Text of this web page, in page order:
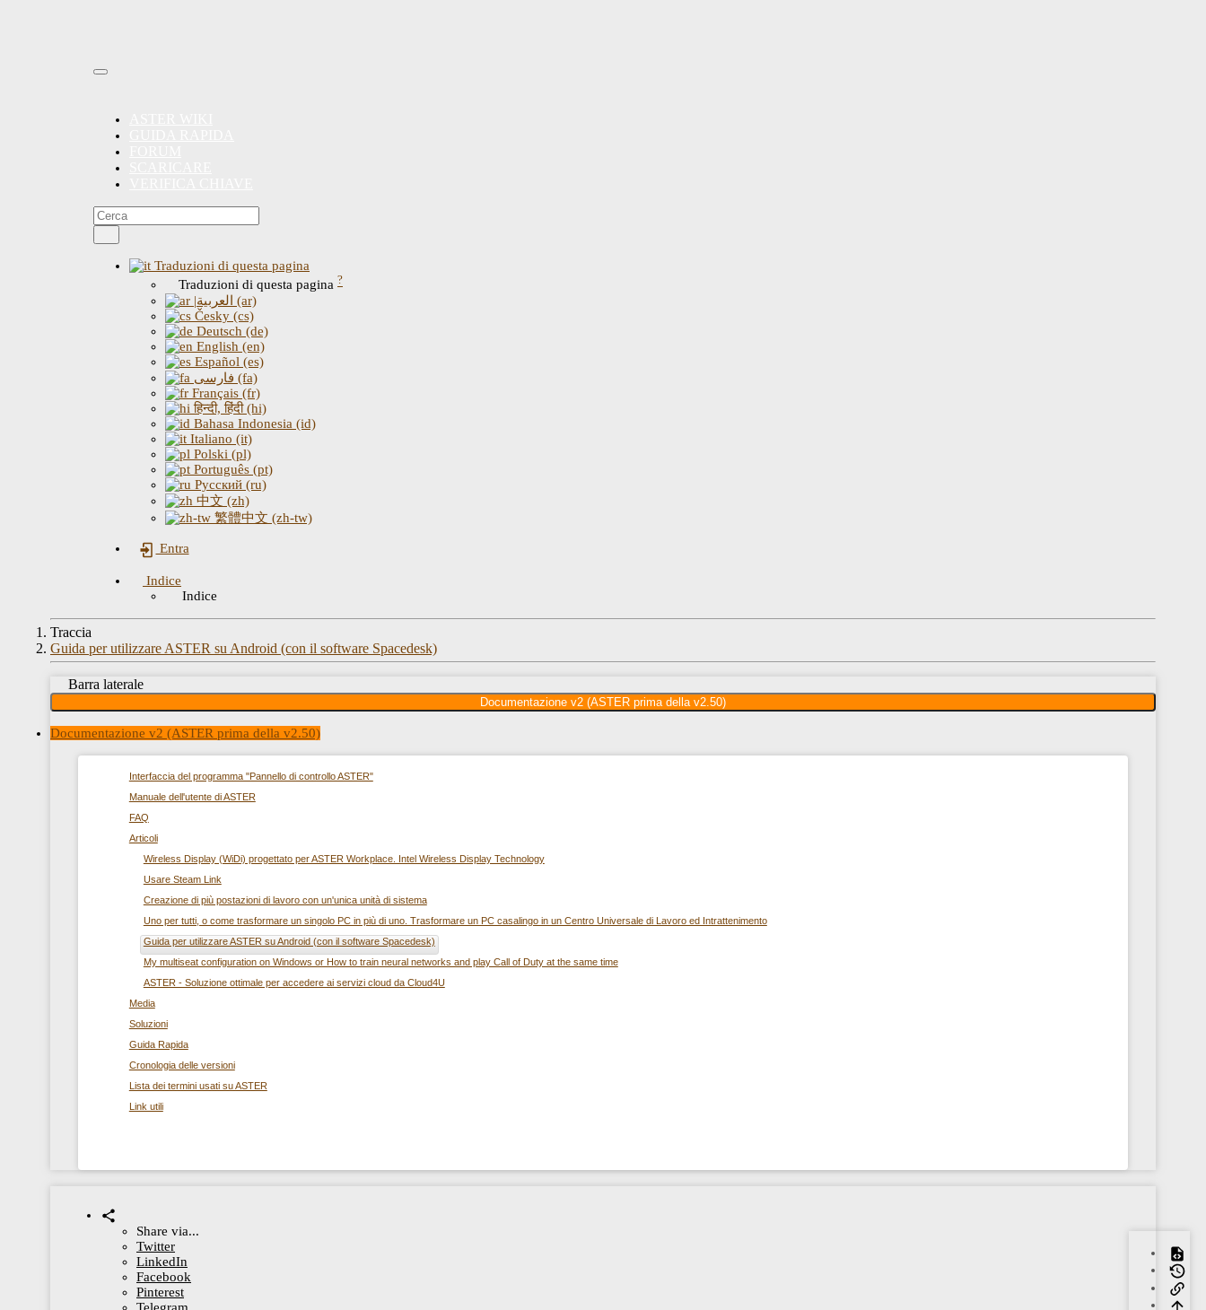
Traduzioni di questa pagina
Traduzioni di questa pagina ?
|العربية (ar)
Česky (cs)
Deutsch (de)
English (en)
Español (es)
فارسی (fa)
Français (fr)
हिन्दी, हिंदी (hi)
Bahasa Indonesia (id)
Italiano (it)
Polski (pl)
Português (pt)
Русский (ru)
中文 (zh)
繁體中文 (zh-tw)
Entra
Indice
Indice
Traccia
Guida per utilizzare ASTER su Android (con il software Spacedesk)
Barra laterale
Documentazione v2 (ASTER prima della v2.50)
Documentazione v2 (ASTER prima della v2.50)
Interfaccia del programma "Pannello di controllo ASTER"
Manuale dell'utente di ASTER
FAQ
Articoli
Wireless Display (WiDi) progettato per ASTER Workplace. Intel Wireless Display Technology
Usare Steam Link
Creazione di più postazioni di lavoro con un'unica unità di sistema
Uno per tutti, o come trasformare un singolo PC in più di uno. Trasformare un PC casalingo in un Centro Universale di Lavoro ed Intrattenimento
Guida per utilizzare ASTER su Android (con il software Spacedesk)
My multiseat configuration on Windows or How to train neural networks and play Call of Duty at the same time
ASTER - Soluzione ottimale per accedere ai servizi cloud da Cloud4U
Media
Soluzioni
Guida Rapida
Cronologia delle versioni
Lista dei termini usati su ASTER
Link utili
Share via...
Twitter
LinkedIn
Facebook
Pinterest